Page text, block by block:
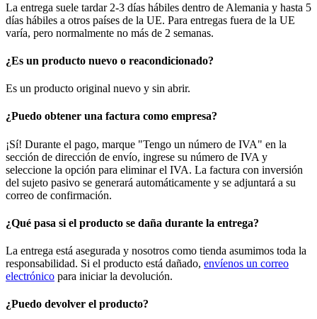
La entrega suele tardar 2-3 días hábiles dentro de Alemania y hasta 5
días hábiles a otros países de la UE. Para entregas fuera de la UE
varía, pero normalmente no más de 2 semanas.
¿Es un producto nuevo o reacondicionado?
Es un producto original nuevo y sin abrir.
¿Puedo obtener una factura como empresa?
¡Sí! Durante el pago, marque "Tengo un número de IVA" en la
sección de dirección de envío, ingrese su número de IVA y
seleccione la opción para eliminar el IVA. La factura con inversión
del sujeto pasivo se generará automáticamente y se adjuntará a su
correo de confirmación.
¿Qué pasa si el producto se daña durante la entrega?
La entrega está asegurada y nosotros como tienda asumimos toda la
responsabilidad. Si el producto está dañado, envíenos un correo
electrónico para iniciar la devolución.
¿Puedo devolver el producto?